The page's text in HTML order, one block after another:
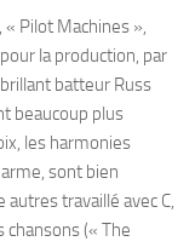
Pilot Machines »,
la production, par
batteur Russ
beaucoup plus
les harmonies
sont bien
travaillé avec C,
chansons (« The